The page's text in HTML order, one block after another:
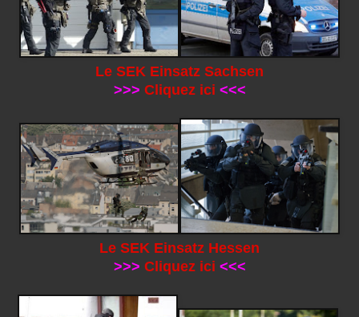
Le SEK Einsatz Sachsen
>>> Cliquez ici <<<
Le SEK Einsatz Hessen
>>> Cliquez ici <<<